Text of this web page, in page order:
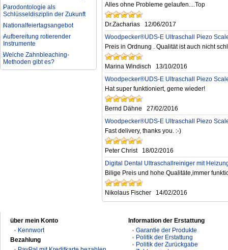
Parodontologie als
Schlüsseldisziplin der Zukunft
Nationalfeiertagsangebot
Aufbereitung rotierender
Instrumente
Welche Zahnbleaching-
Methoden gibt es?
Was ist bei der Aufbereitung von
Alles ohne Probleme gelaufen....Top
Dr.Zacharias
12/06/2017
Woodpecker®UDS-E Ultraschall Piezo
Preis in Ordnung . Qualität ist auch nicht
Marina Windisch
13/10/2016
Woodpecker®UDS-E Ultraschall Piezo
Hat super funktioniert, gerne wieder!
Bernd Dähne
27/02/2016
Woodpecker®UDS-E Ultraschall Piezo
Fast delivery, thanks you. :-)
Peter Christ
18/02/2016
Digital Dental Ultraschallreiniger‎ mit
Bilige Preis und hohe Qualitäte,immer
Nikolaus Fischer 14/02/2016
über mein Konto
Kennwort
Bezahlung
Information der Erstattung
Garantie der Produkte
Politik der Erstattung
Politik der Zurückgabe